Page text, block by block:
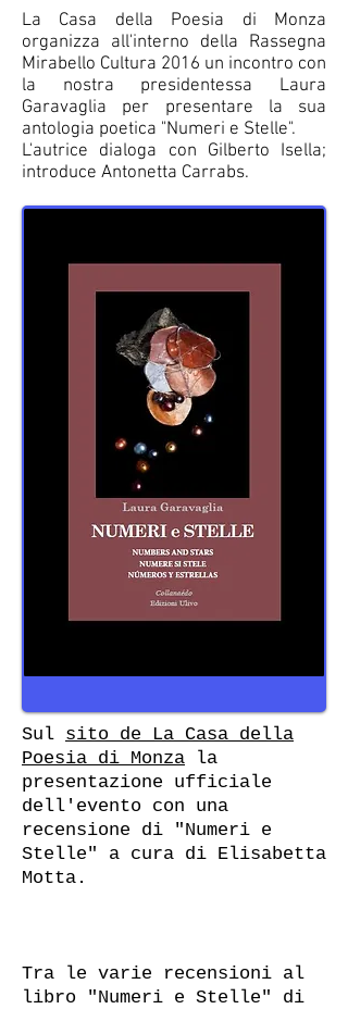
La Casa della Poesia di Monza
organizza all'interno della Rassegna
Mirabello Cultura 2016 un incontro con
la nostra presidentessa Laura
Garavaglia per presentare la sua
antologia poetica "Numeri e Stelle".
L'autrice dialoga con Gilberto Isella;
introduce Antonetta Carrabs.
Sul sito de La Casa della
Poesia di Monza la
presentazione ufficiale
dell'evento con una
recensione di "Numeri e
Stelle" a cura di Elisabetta
Motta.
Tra le varie recensioni al
libro "Numeri e Stelle" di